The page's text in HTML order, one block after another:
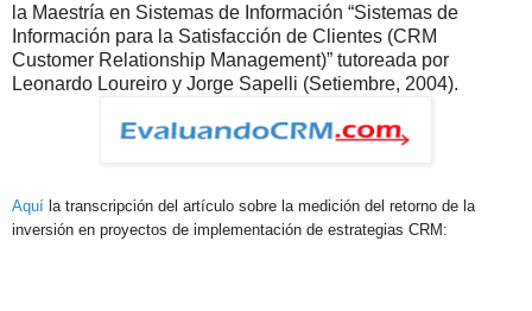
la Maestría en Sistemas de Información “Sistemas de
Información para la Satisfacción de Clientes (CRM
Customer Relationship Management)” tutoreada por
Leonardo Loureiro y Jorge Sapelli (Setiembre, 2004).
Aquí la transcripción del artículo sobre la medición del retorno de la
inversión en proyectos de implementación de estrategias CRM: